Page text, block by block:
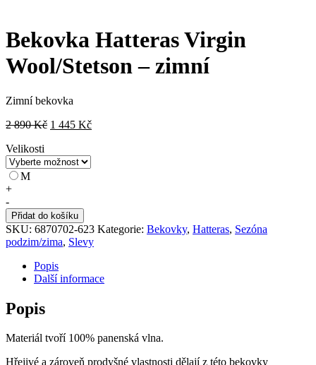
Bekovka Hatteras Virgin
Wool/Stetson – zimní
Zimní bekovka
2 890Kč Původní
2
1 445 KčAktuální
Velikosti
M
Bekovka
Hatteras
Virgin
Wool/Stetson
-
zimní
množství
+
-
Přidat do košíku
SKU: 6870702-623 Kategorie: Bekovky, Hatteras, Sezóna
podzim/zima, Slevy
Popis
Další informace
Popis
Materiál tvoří 100% panenská vlna.
Hřejivé a zároveň prodyšné vlastnosti dělají z této bekovky